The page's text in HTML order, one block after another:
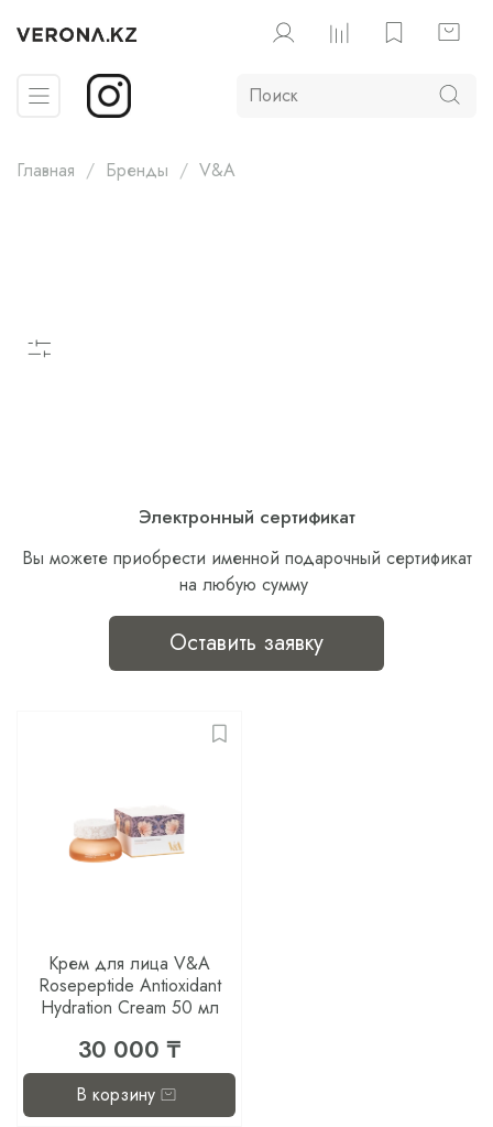
Главная Бренды V&A
Электронный сертификат
Вы можете приобрести именной подарочный сертификат
на любую сумму
Оставить заявку
Крем для лица V&A
Rosepeptide Antioxidant
Hydration Cream 50 мл
30 000 ₸
В корзину